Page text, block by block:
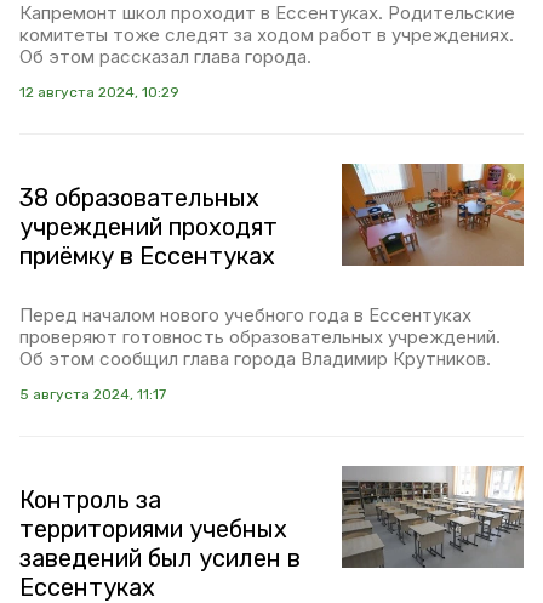
Капремонт школ проходит в Ессентуках. Родительские
комитеты тоже следят за ходом работ в учреждениях.
Об этом рассказал глава города.
12 августа 2024, 10:29
38 образовательных
учреждений проходят
приёмку в Ессентуках
Перед началом нового учебного года в Ессентуках
проверяют готовность образовательных учреждений.
Об этом сообщил глава города Владимир Крутников.
5 августа 2024, 11:17
Контроль за
территориями учебных
заведений был усилен в
Ессентуках